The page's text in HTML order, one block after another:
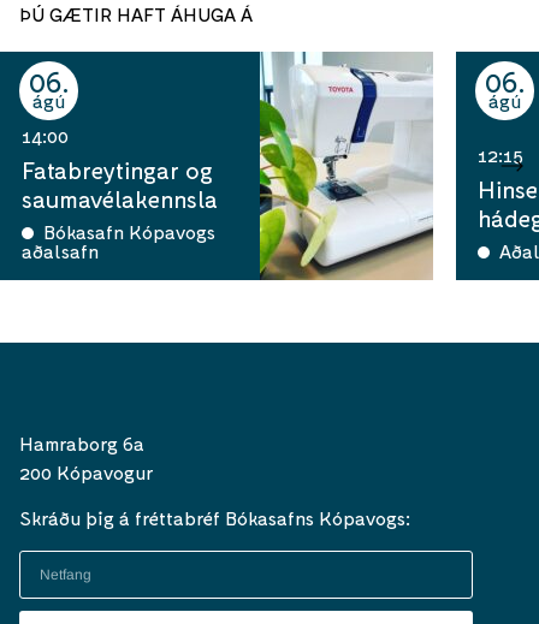
ÞÚ GÆTIR HAFT ÁHUGA Á
06
ágú
14:00
Fatabreytingar og
saumavélakennsla
Bókasafn Kópavogs
aðalsafn
06
ágú
12:15
Hamraborg 6a
200 Kópavogur
Skráðu þig á fréttabréf Bókasafns Kópavogs: